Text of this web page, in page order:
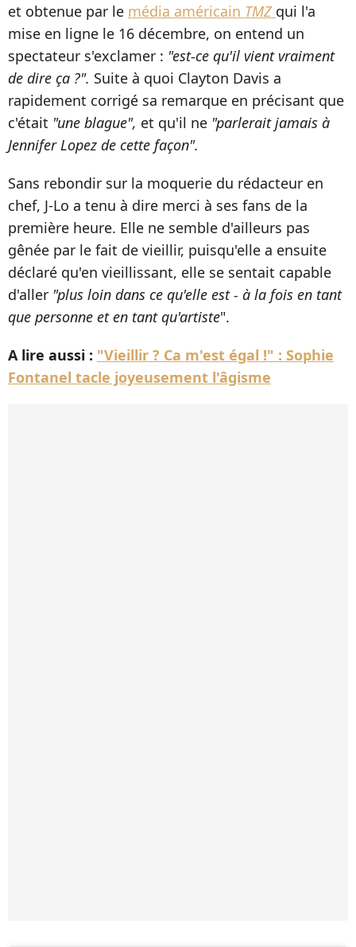
et obtenue par le média américain TMZ qui l'a
mise en ligne le 16 décembre, on entend un
spectateur s'exclamer : "est-ce qu'il vient vraiment
de dire ça ?". Suite à quoi Clayton Davis a
rapidement corrigé sa remarque en précisant que
c'était "une blague", et qu'il ne "parlerait jamais à
Jennifer Lopez de cette façon".
Sans rebondir sur la moquerie du rédacteur en
chef, J-Lo a tenu à dire merci à ses fans de la
première heure. Elle ne semble d'ailleurs pas
gênée par le fait de vieillir, puisqu'elle a ensuite
déclaré qu'en vieillissant, elle se sentait capable
d'aller "plus loin dans ce qu'elle est - à la fois en tant
que personne et en tant qu'artiste".
A lire aussi : "Vieillir ? Ca m'est égal !" : Sophie
Fontanel tacle joyeusement l'âgisme